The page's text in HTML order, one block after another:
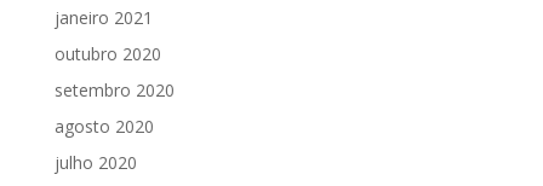
janeiro 2021
outubro 2020
setembro 2020
agosto 2020
julho 2020